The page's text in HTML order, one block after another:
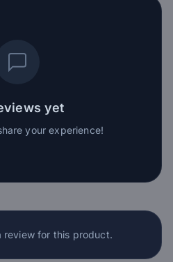
yet
your experience!
review for this product.